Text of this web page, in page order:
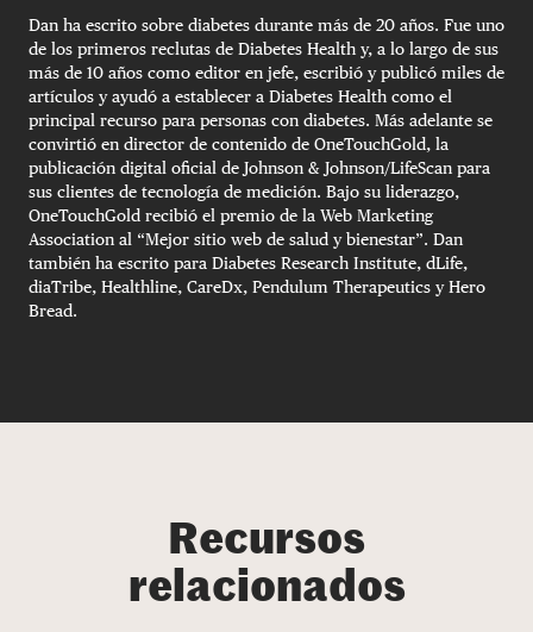
Dan ha escrito sobre diabetes durante más de 20 años. Fue uno
de los primeros reclutas de Diabetes Health y, a lo largo de sus
más de 10 años como editor en jefe, escribió y publicó miles de
artículos y ayudó a establecer a Diabetes Health como el
principal recurso para personas con diabetes. Más adelante se
convirtió en director de contenido de OneTouchGold, la
publicación digital oficial de Johnson & Johnson/LifeScan para
sus clientes de tecnología de medición. Bajo su liderazgo,
OneTouchGold recibió el premio de la Web Marketing
Association al “Mejor sitio web de salud y bienestar”. Dan
también ha escrito para Diabetes Research Institute, dLife,
diaTribe, Healthline, CareDx, Pendulum Therapeutics y Hero
Bread.
Recursos
relacionados